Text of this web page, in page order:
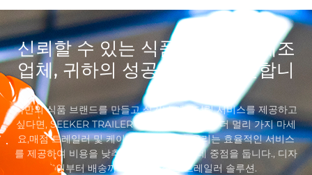
신뢰할 수 있는 식품 트레일러 제조
업체, 귀하의 성공을 위해 헌신합니
다
나만의 식품 브랜드를 만들고 싶거나 케이터링 서비스를 제공하고
싶다면, SEEKER TRAILER 푸드 트레일러보다 더 멀리 가지 마세
요,매점 트레일러 및 케이터링 트레일러. 우리는 효율적인 서비스
를 제공하여 비용을 낮추고 수익을 높이는 데 중점을 둡니다., 디자
인부터 배송까지 원스톱 식품 트레일러 솔루션.